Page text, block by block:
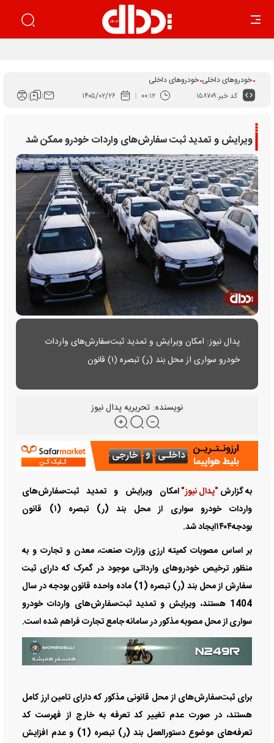
خودروهای داخلی خودروهای داخلی
کد خبر:۱۵۸۷۰۹ ۰۰:۱۲ ۱۴۰۵/۰۲/۲۶
ویرایش و تمدید ثبت سفارش‌های واردات خودرو ممکن شد
پدال نیوز: امکان ویرایش و تمدید ثبت‌سفارش‌های واردات
خودرو سواری از محل بند (ر) تبصره (۱) قانون
نویسنده: تحریریه پدال نیوز
به گزارش"پدال نیوز"امکان ویرایش و تمدید ثبت‌سفارش‌های
واردات خودرو سواری از محل بند (ر) تبصره (۱) قانون
بودجه۱۴۰۴ایجاد شد.
بر اساس مصوبات کمیته ارزی وزارت صنعت، معدن و تجارت و به
منظور ترخیص خودروهای وارداتی موجود در گمرک که دارای ثبت
سفارش از محل بند (ر) تبصره (1) ماده واحده قانون بودجه در سال
1404 هستند، ویرایش و تمدید ثبت‌سفارش‌های واردات خودرو
سواری از محل مصوبه مذکور در سامانه جامع تجارت فراهم شده است.
برای ثبت‌سفارش‌های از محل قانونی مذکور که دارای تامین ارز کامل
هستند، در صورت عدم تغییر کد تعرفه به خارج از فهرست کد
تعرفه‌های موضوع دستورالعمل بند (ر) تبصره (1) و عدم افزایش